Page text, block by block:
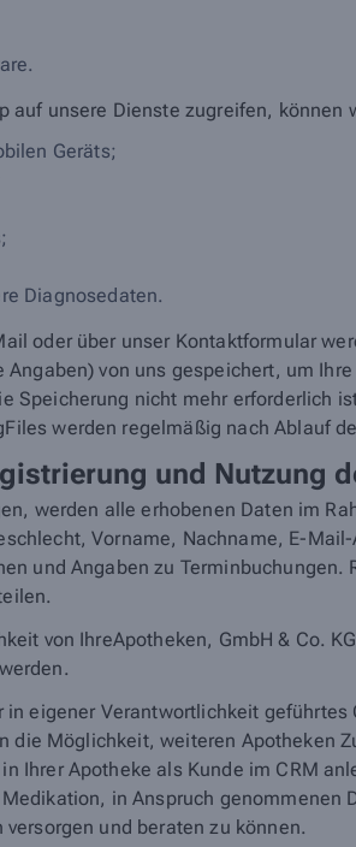
auf unsere Dienste zugreifen,
Geräts;
Diagnosedaten.
oder über unser Kontaktformular
von uns gespeichert, um
Speicherung nicht mehr erforderlich
werden regelmäßig nach Ablauf
und Nutzung
werden alle erhobenen Daten im
Vorname, Nachname, E-
und Angaben zu
von IhreApotheken, GmbH & Co.
eigener Verantwortlichkeit
die Möglichkeit, weiteren Apotheken
Ihrer Apotheke als Kunde im CRM
in Anspruch
und beraten zu können.